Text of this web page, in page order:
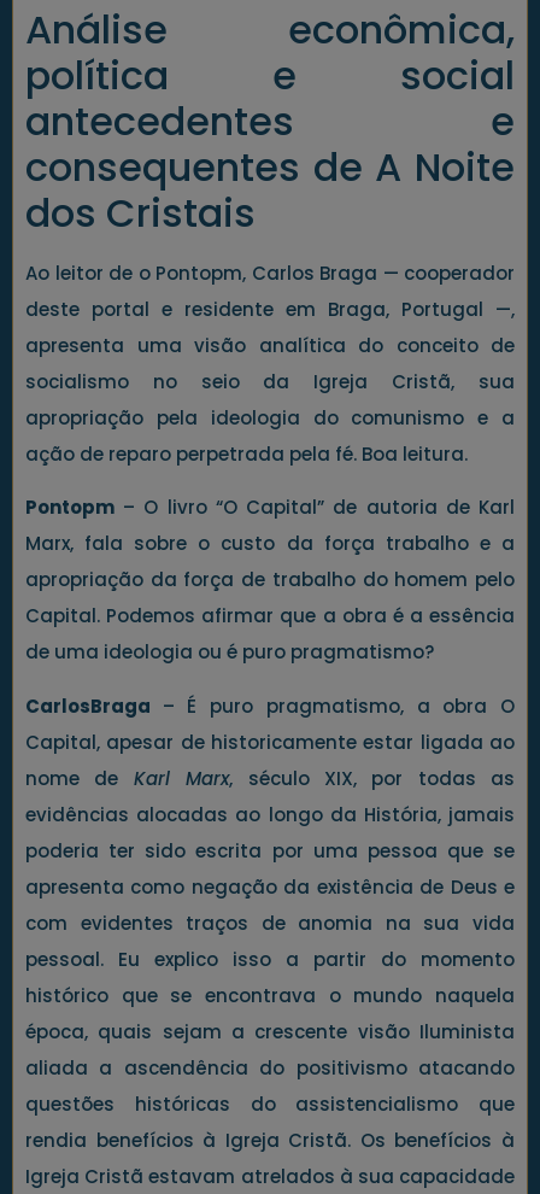
Análise econômica,
política e social
antecedentes e
consequentes de A Noite
dos Cristais
Ao leitor de o Pontopm, Carlos Braga — cooperador
deste portal e residente em Braga, Portugal —,
apresenta uma visão analítica do conceito de
socialismo no seio da Igreja Cristã, sua
apropriação pela ideologia do comunismo e a
ação de reparo perpetrada pela fé. Boa leitura.
Pontopm – O livro “O Capital” de autoria de Karl
Marx, fala sobre o custo da força trabalho e a
apropriação da força de trabalho do homem pelo
Capital. Podemos afirmar que a obra é a essência
de uma ideologia ou é puro pragmatismo?
CarlosBraga – É puro pragmatismo, a obra O
Capital, apesar de historicamente estar ligada ao
nome de Karl Marx, século XIX, por todas as
evidências alocadas ao longo da História, jamais
poderia ter sido escrita por uma pessoa que se
apresenta como negação da existência de Deus e
com evidentes traços de anomia na sua vida
pessoal. Eu explico isso a partir do momento
histórico que se encontrava o mundo naquela
época, quais sejam a crescente visão Iluminista
aliada a ascendência do positivismo atacando
questões históricas do assistencialismo que
rendia benefícios à Igreja Cristã. Os benefícios à
Igreja Cristã estavam atrelados à sua capacidade